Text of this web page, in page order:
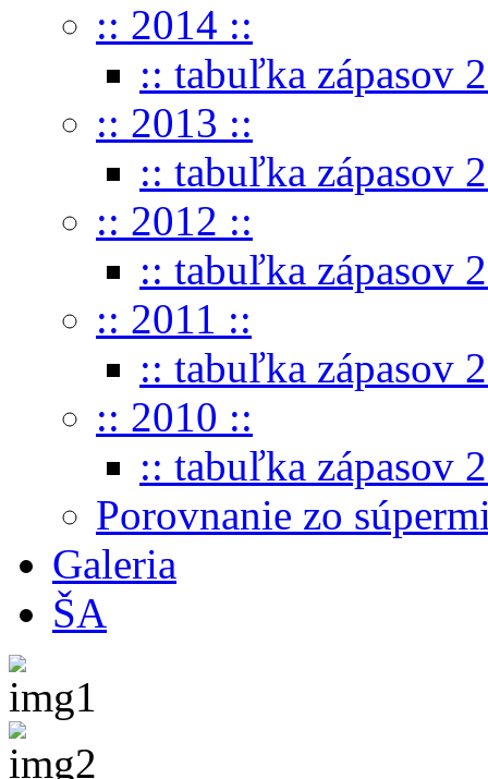
:: 2014 ::
:: tabuľka zápasov
:: 2013 ::
:: tabuľka zápasov
:: 2012 ::
:: tabuľka zápasov
:: 2011 ::
:: tabuľka zápasov
:: 2010 ::
:: tabuľka zápasov
Porovnanie zo
Galeria
ŠA